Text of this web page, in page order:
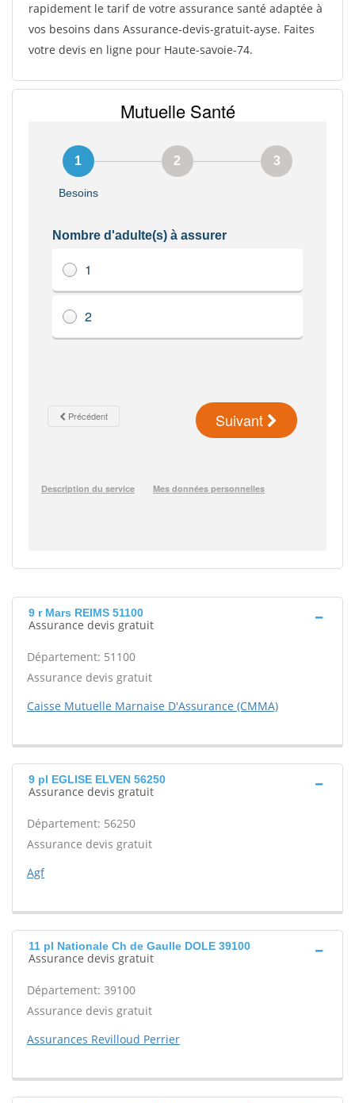
rapidement le tarif de votre assurance santé adaptée à
vos besoins dans Assurance-devis-gratuit-ayse. Faites
votre devis en ligne pour Haute-savoie-74.
9 r Mars REIMS 51100
Assurance devis gratuit
Département: 51100
Assurance devis gratuit
Caisse Mutuelle Marnaise D'Assurance (CMMA)
9 pl EGLISE ELVEN 56250
Assurance devis gratuit
Département: 56250
Assurance devis gratuit
Agf
11 pl Nationale Ch de Gaulle DOLE 39100
Assurance devis gratuit
Département: 39100
Assurance devis gratuit
Assurances Revilloud Perrier